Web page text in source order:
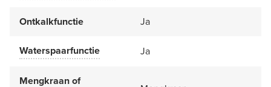
Ontkalkfunctie Ja
Waterspaarfunctie Ja
Mengkraan of